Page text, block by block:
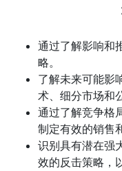
通过了解影响和
略。
了解未来可能影
术、细分市场和
通过了解竞争格
制定有效的销售
识别具有潜在强
效的反击策略，